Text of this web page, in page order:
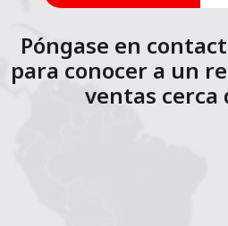
Póngase en
para conocer a un
ventas cerca